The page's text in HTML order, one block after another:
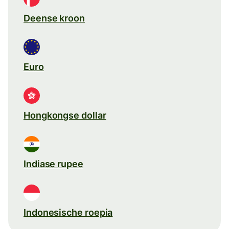
Deense kroon
Euro
Hongkongse dollar
Indiase rupee
Indonesische roepia